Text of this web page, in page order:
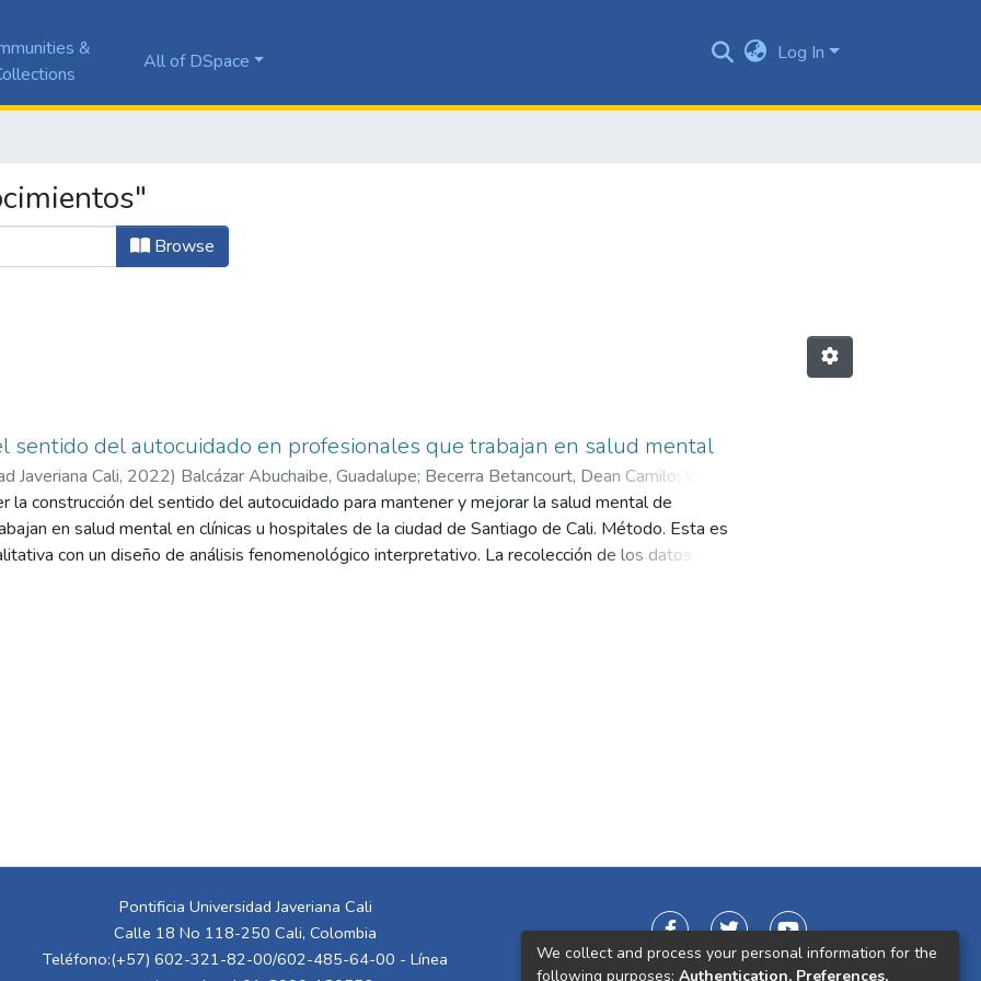
&
All of DSpace Log In
Browse
sentido del autocuidado en profesionales que trabajan en salud mental
Javeriana Cali, 2022) Balcázar Abuchaibe, Guadalupe; Becerra Betancourt, Dean Camilo;
Uribe Figueroa, Ana Marcela
la construcción del sentido del autocuidado para mantener y mejorar la salud mental de
en salud mental en clínicas u hospitales de la ciudad de Santiago de Cali. Método. Esta es
con un diseño de análisis fenomenológico interpretativo. La recolección de los datos se
de entrevistas semiestructuradas a 11 profesionales que trabajaban en el área de salud mental.
Pontificia Universidad Javeriana Cali
Calle 18 No 118-250 Cali, Colombia
Teléfono:(+57) 602-321-82-00/602-485-64-00 - Línea
We collect and process your personal information for the
following purposes: Authentication, Preferences,